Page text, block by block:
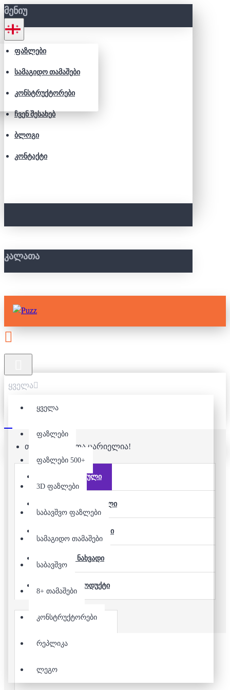
ᲛᲔᲜᲘᲣ
ᲤᲐᲖᲚᲔᲑᲘ
ᲡᲐᲛᲐᲒᲘᲓᲝ ᲗᲐᲛᲐᲨᲔᲑᲘ
ᲙᲝᲜᲡᲢᲠᲣᲥᲢᲝᲠᲔᲑᲘ
ᲩᲕᲔᲜ ᲨᲔᲡᲐᲮᲔᲑ
ᲑᲚᲝᲒᲘ
ᲙᲝᲜᲢᲐᲥᲢᲘ
ᲙᲐᲚᲐᲗᲐ
ყველა
ყველა
ფაზლები
ფაზლები 500+
3D ფაზლები
საბავშვო ფაზლები
სამაგიდო თამაშები
საბავშვო
8+ თამაშები
კონსტრუქტორები
რეპლიკა
ლეგო
თქვენი კალათა ცარიელია!
ფასდაკლებული
ბოლოს დამატებული
ყველაზე გაყიდვადი
ყველაზე ნახვადი
ყველა პროდუქტი